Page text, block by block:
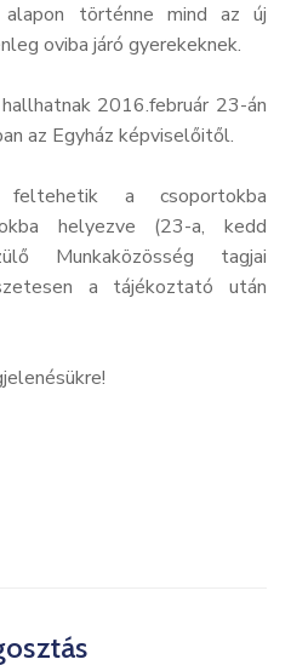
történne mind az új
oviba járó gyerekeknek.
2016.február 23-án
az Egyház képviselőitől.
feltehetik a csoportokba
helyezve (23-a, kedd
Munkaközösség tagjai
a tájékoztató után